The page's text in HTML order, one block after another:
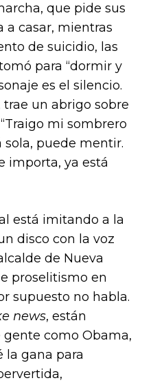
que pide sus
a casar, mientras
de suicidio, las
para “dormir y
es el silencio.
trae un abrigo sobre
mi sombrero
sola, puede mentir.
importa, ya está
está imitando a la
disco con la voz
de Nueva
proselitismo en
supuesto no habla.
news, están
como Obama,
la gana para